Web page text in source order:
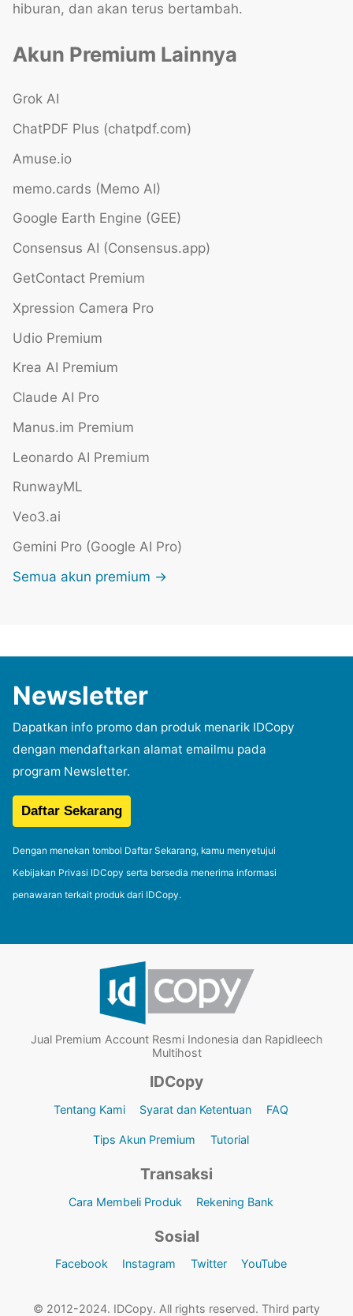
hiburan, dan akan terus bertambah.
Akun Premium Lainnya
Grok AI
ChatPDF Plus (chatpdf.com)
Amuse.io
memo.cards (Memo AI)
Google Earth Engine (GEE)
Consensus AI (Consensus.app)
GetContact Premium
Xpression Camera Pro
Udio Premium
Krea AI Premium
Claude AI Pro
Manus.im Premium
Leonardo AI Premium
RunwayML
Veo3.ai
Gemini Pro (Google AI Pro)
Semua akun premium →
Newsletter
Dapatkan info promo dan produk menarik IDCopy
dengan mendaftarkan alamat emailmu pada
program Newsletter.
Dengan menekan tombol Daftar Sekarang, kamu menyetujui
Kebijakan Privasi IDCopy serta bersedia menerima informasi
penawaran terkait produk dari IDCopy.
Jual Premium Account Resmi Indonesia dan Rapidleech
Multihost
IDCopy
Tentang Kami Syarat dan Ketentuan FAQ
Tips Akun Premium Tutorial
Transaksi
Cara Membeli Produk Rekening Bank
Sosial
Facebook Instagram Twitter YouTube
© 2012-2024. IDCopy. All rights reserved. Third party